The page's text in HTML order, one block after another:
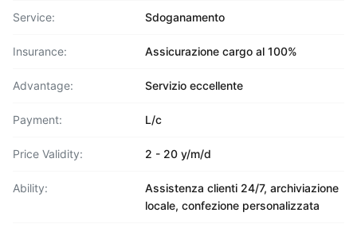
Service: Sdoganamento
Insurance: Assicurazione cargo al 100%
Advantage: Servizio eccellente
Payment: L/c
Price Validity: 2 - 20 y/m/d
Ability:
Assistenza clienti 24/7, archiviazione
locale, confezione personalizzata